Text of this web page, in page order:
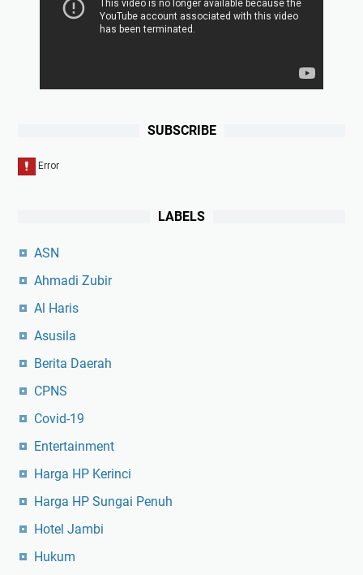
SUBSCRIBE
LABELS
ASN
Ahmadi Zubir
Al Haris
Asusila
Berita Daerah
CPNS
Covid-19
Entertainment
Harga HP Kerinci
Harga HP Sungai Penuh
Hotel Jambi
Hukum